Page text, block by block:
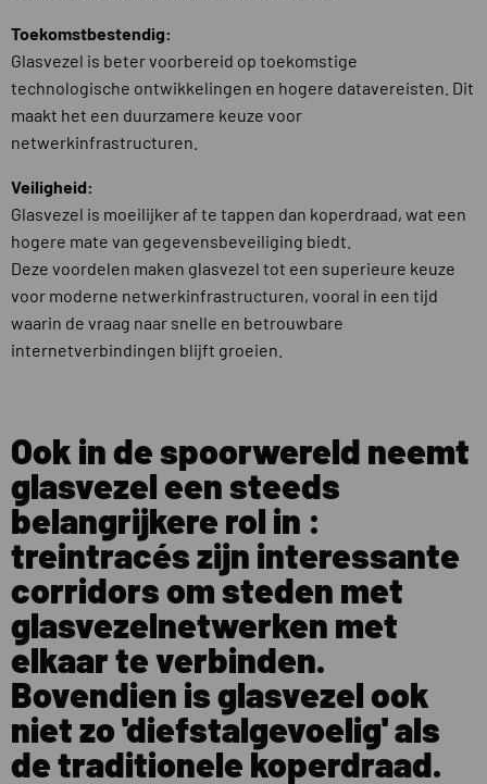
Toekomstbestendig:
Glasvezel is beter voorbereid op toekomstige
technologische ontwikkelingen en hogere datavereisten. Dit
maakt het een duurzamere keuze voor
netwerkinfrastructuren.
Veiligheid:
Glasvezel is moeilijker af te tappen dan koperdraad, wat een
hogere mate van gegevensbeveiliging biedt.
Deze voordelen maken glasvezel tot een superieure keuze
voor moderne netwerkinfrastructuren, vooral in een tijd
waarin de vraag naar snelle en betrouwbare
internetverbindingen blijft groeien.
Ook in de spoorwereld neemt
glasvezel een steeds
belangrijkere rol in :
treintracés zijn interessante
corridors om steden met
glasvezelnetwerken met
elkaar te verbinden.
Bovendien is glasvezel ook
niet zo 'diefstalgevoelig' als
de traditionele koperdraad.